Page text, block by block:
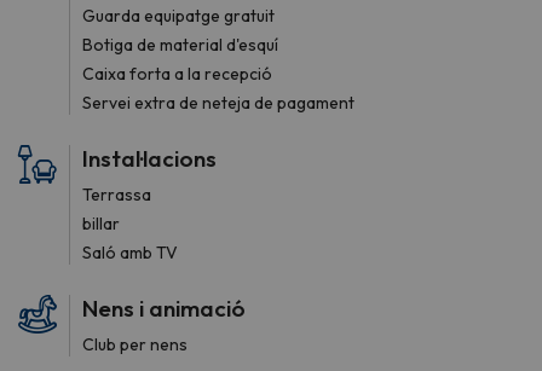
Guarda equipatge gratuit
Botiga de material d'esquí
Caixa forta a la recepció
Servei extra de neteja de pagament
Instal·lacions
Terrassa
billar
Saló amb TV
Nens i animació
Club per nens